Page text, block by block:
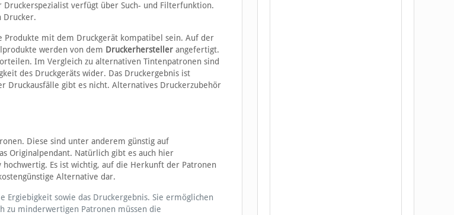
Druckerspezialist verfügt über Such- und Filterfunktion.
Drucker.
Produkte mit dem Druckgerät kompatibel sein. Auf der
werden von dem Druckerherstellerangefertigt.
Im Vergleich zu alternativen Tintenpatronen sind
des Druckgeräts wider. Das Druckergebnis ist
Druckausfälle gibt es nicht. Alternatives Druckerzubehör
Diese sind unter anderem günstig auf
Originalpendant. Natürlich gibt es auch hier
Es ist wichtig, auf die Herkunft der Patronen
Alternative dar.
sowie das Druckergebnis. Sie ermöglichen
zu minderwertigen Patronen müssen die